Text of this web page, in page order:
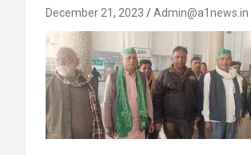
December 21, 2023 Admin@a1news.in